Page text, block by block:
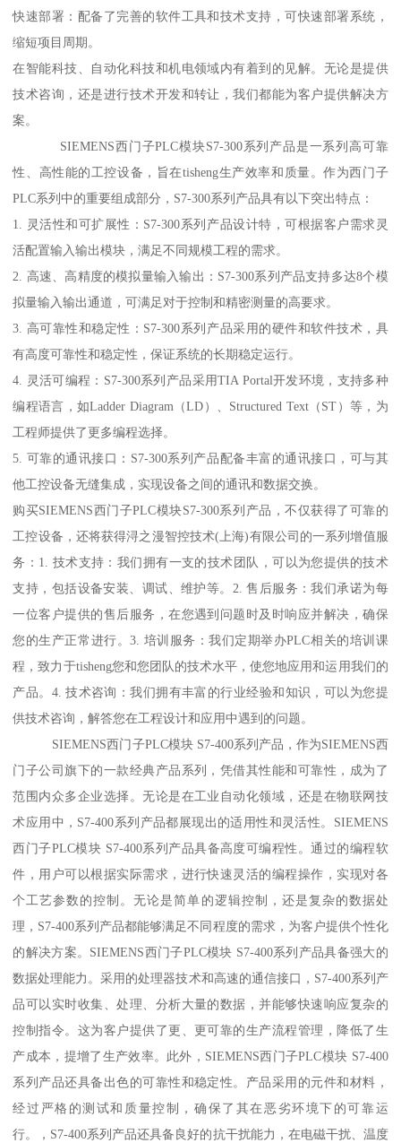
快速部署：配备了完善的软件工具和技术支持，可快速部署系统，
缩短项目周期。
在智能科技、自动化科技和机电领域内有着到的见解。无论是提供
技术咨询，还是进行技术开发和转让，我们都能为客户提供解决方
案。
SIEMENS西门子PLC模块S7-300系列产品是一系列高可靠
性、高性能的工控设备，旨在tisheng生产效率和质量。作为西门子
PLC系列中的重要组成部分，S7-300系列产品具有以下突出特点：
1. 灵活性和可扩展性：S7-300系列产品设计特，可根据客户需求灵
活配置输入输出模块，满足不同规模工程的需求。
2. 高速、高精度的模拟量输入输出：S7-300系列产品支持多达8个模
拟量输入输出通道，可满足对于控制和精密测量的高要求。
3. 高可靠性和稳定性：S7-300系列产品采用的硬件和软件技术，具
有高度可靠性和稳定性，保证系统的长期稳定运行。
4. 灵活可编程：S7-300系列产品采用TIA Portal开发环境，支持多种
编程语言，如Ladder Diagram（LD）、Structured Text（ST）等，为
工程师提供了更多编程选择。
5. 可靠的通讯接口：S7-300系列产品配备丰富的通讯接口，可与其
他工控设备无缝集成，实现设备之间的通讯和数据交换。
购买SIEMENS西门子PLC模块S7-300系列产品，不仅获得了可靠的
工控设备，还将获得浔之漫智控技术(上海)有限公司的一系列增值服
务：1. 技术支持：我们拥有一支的技术团队，可以为您提供的技术
支持，包括设备安装、调试、维护等。2. 售后服务：我们承诺为每
一位客户提供的售后服务，在您遇到问题时及时响应并解决，确保
您的生产正常进行。3. 培训服务：我们定期举办PLC相关的培训课
程，致力于tisheng您和您团队的技术水平，使您地应用和运用我们的
产品。4. 技术咨询：我们拥有丰富的行业经验和知识，可以为您提
供技术咨询，解答您在工程设计和应用中遇到的问题。
SIEMENS西门子PLC模块 S7-400系列产品，作为SIEMENS西
门子公司旗下的一款经典产品系列，凭借其性能和可靠性，成为了
范围内众多企业选择。无论是在工业自动化领域，还是在物联网技
术应用中，S7-400系列产品都展现出的适用性和灵活性。SIEMENS
西门子PLC模块 S7-400系列产品具备高度可编程性。通过的编程软
件，用户可以根据实际需求，进行快速灵活的编程操作，实现对各
个工艺参数的控制。无论是简单的逻辑控制，还是复杂的数据处
理，S7-400系列产品都能够满足不同程度的需求，为客户提供个性化
的解决方案。SIEMENS西门子PLC模块 S7-400系列产品具备强大的
数据处理能力。采用的处理器技术和高速的通信接口，S7-400系列产
品可以实时收集、处理、分析大量的数据，并能够快速响应复杂的
控制指令。这为客户提供了更、更可靠的生产流程管理，降低了生
产成本，提增了生产效率。此外，SIEMENS西门子PLC模块 S7-400
系列产品还具备出色的可靠性和稳定性。产品采用的元件和材料，
经过严格的测试和质量控制，确保了其在恶劣环境下的可靠运
行。，S7-400系列产品还具备良好的抗干扰能力，在电磁干扰、温度